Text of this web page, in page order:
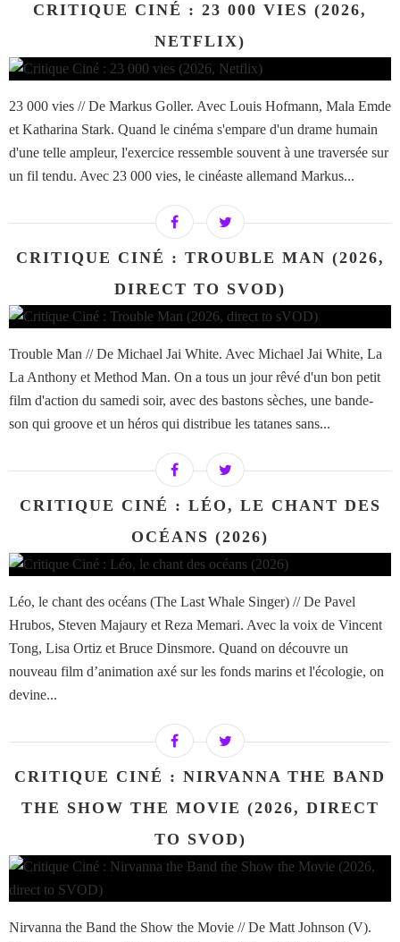
CRITIQUE CINÉ : 23 000 VIES (2026,
NETFLIX)
23 000 vies // De Markus Goller. Avec Louis Hofmann, Mala Emde
et Katharina Stark. Quand le cinéma s'empare d'un drame humain
d'une telle ampleur, l'exercice ressemble souvent à une traversée sur
un fil tendu. Avec 23 000 vies, le cinéaste allemand Markus...
CRITIQUE CINÉ : TROUBLE MAN (2026,
DIRECT TO SVOD)
Trouble Man // De Michael Jai White. Avec Michael Jai White, La
La Anthony et Method Man. On a tous un jour rêvé d'un bon petit
film d'action du samedi soir, avec des bastons sèches, une bande-
son qui groove et un héros qui distribue les tatanes sans...
CRITIQUE CINÉ : LÉO, LE CHANT DES
OCÉANS (2026)
Léo, le chant des océans (The Last Whale Singer) // De Pavel
Hrubos, Steven Majaury et Reza Memari. Avec la voix de Vincent
Tong, Lisa Ortiz et Bruce Dinsmore. Quand on découvre un
nouveau film d’animation axé sur les fonds marins et l'écologie, on
devine...
CRITIQUE CINÉ : NIRVANNA THE BAND
THE SHOW THE MOVIE (2026, DIRECT
TO SVOD)
Nirvanna the Band the Show the Movie // De Matt Johnson (V).